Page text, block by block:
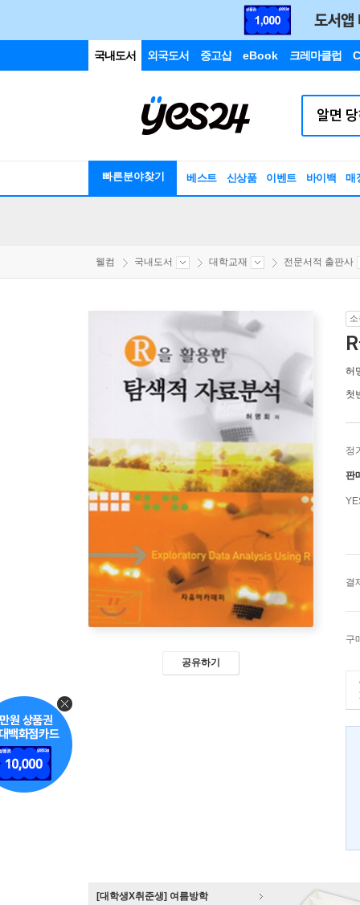
국내도서 외국도서 중고샵 eBook 크레마클럽
빠른분야찾기 베스트 신상품 이벤트 바이백 매
웰컴 국내도서 대학교재 전문서적 출판사
공유하기
허
첫
정
판
결
구
[대학생X취준생] 여름방학